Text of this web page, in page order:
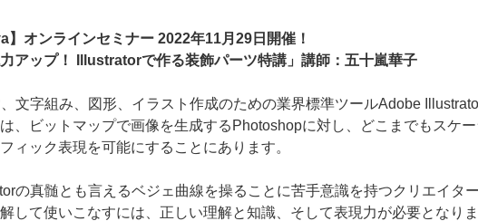
】オンラインセミナー 2022年11月29日開催！
力アップ！ Illustratorで作る装飾パーツ特講」講師：五十嵐華子
文字組み、図形、イラスト作成のための業界標準ツールAdobe
、ビットマップで画像を生成するPhotoshopに対し、どこまでもスケ
ィック表現を可能にすることにあります。
の真髄とも言えるベジェ曲線を操ることに苦手意識を持つクリエイタ
して使いこなすには、正しい理解と知識、そして表現力が必要となりま